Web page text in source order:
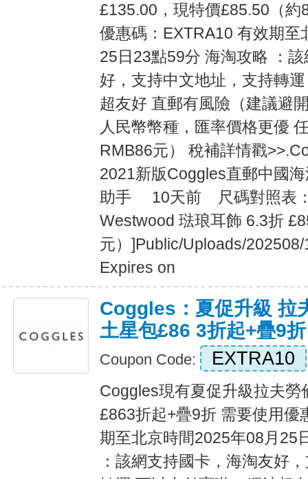
£135.00，現特價£85.50（約
優惠碼：EXTRA10 有效期至
25日23點59分 海淘攻略 ：
好，支持中文地址，支持轉
超友好 直郵有風險（建議避
人民幣幣種，匯率價格更優
RMB86元） 稅補詳情戳
2021新版Coggles直郵中
助手 10天前 尺碼對照表：
Westwood 琺琅耳飾 6.3折
元）]Public/Uploads/
Expires on
Coggles：夏促升級 拉
土星包£86 3折起+疊9折
Coupon Code: EXTRA10
Coggles現有夏促升級拉夫勞
£863折起+疊9折 需要使用優
期至北京時間2025年08月25
：該網支持國卡，海淘友好